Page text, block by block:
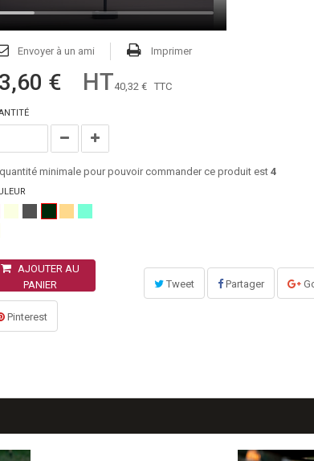
Envoyer à un ami Imprimer
€ HT40,32 €TTC
minimale pour pouvoir commander ce produit est4
AJOUTER AU
PANIER
Tweet Partager
Pinterest